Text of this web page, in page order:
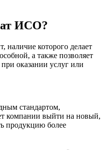
ИСО?
которого делает
а также позволяет
оказании услуг или
стандартом,
компании выйти на новый,
продукцию более